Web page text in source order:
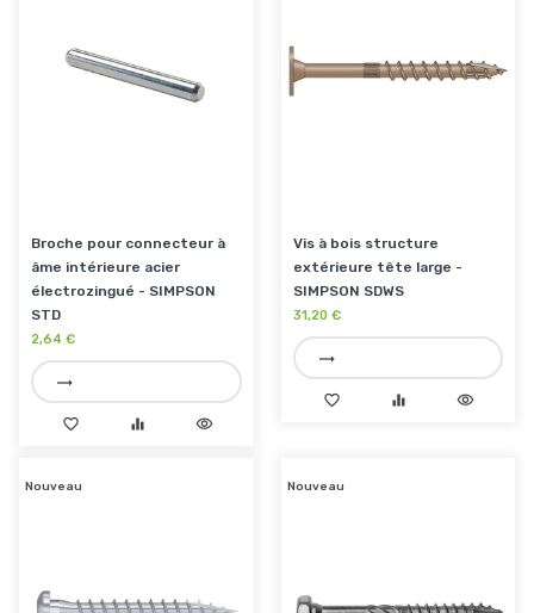
Broche pour connecteur à
âme intérieure acier
électrozingué - SIMPSON
STD
2,64 €
trending_flat
favorite_border equalizer visibility
Vis à bois structure
extérieure tête large -
SIMPSON SDWS
31,20 €
trending_flat
favorite_border equalizer visibility
Nouveau Nouveau